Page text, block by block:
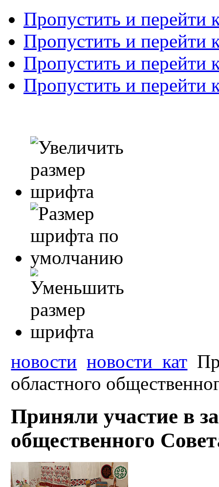
Пропустить и перейти
Пропустить и перейти
Пропустить и перейти
Пропустить и перейти
новости новости_кат
областного
Приняли участие в
общественного